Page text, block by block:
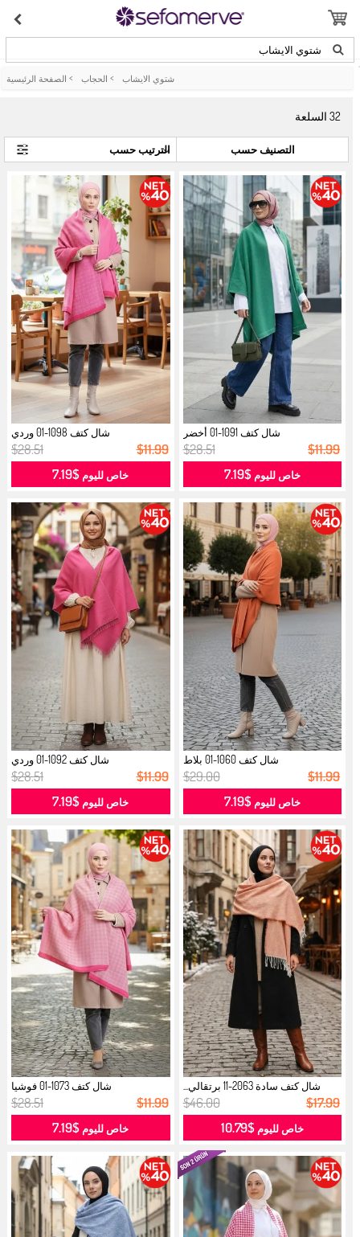
شتوي الايشاب
الصفحة الرئيسية > الحجاب > شتوي الايشاب
32السلعة
التصنيف حسب
شال كتف 1091-01 أخضر
$28.51 $11.99
خاص لليوم$7.19
شال كتف 1098-01 وردي
$28.51 $11.99
خاص لليوم $7.19
شال كتف 1060-01 بلاط
$29.00 $11.99
خاص لليوم$7.19
شال كتف 1092-01 وردي
$28.51 $11.99
خاص لليوم $7.19
شال كتف سادة 2063-11 برتقالي...
$46.00 $17.99
خاص لليوم$10.79
شال كتف 1073-01 فوشيا
$28.51 $11.99
خاص لليوم $7.19